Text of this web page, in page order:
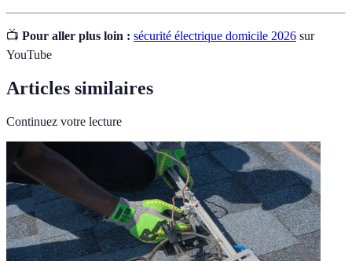
📺 Pour aller plus loin : sécurité électrique domicile 2026 sur
YouTube
Articles similaires
Continuez votre lecture